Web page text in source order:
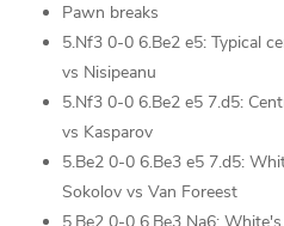
Pawn breaks
5.Nf3 0-0 6.Be2 e5: Typical
vs Nisipeanu
5.Nf3 0-0 6.Be2 e5 7.d5:
vs Kasparov
5.Be2 0-0 6.Be3 e5 7.d5:
Sokolov vs Van Foreest